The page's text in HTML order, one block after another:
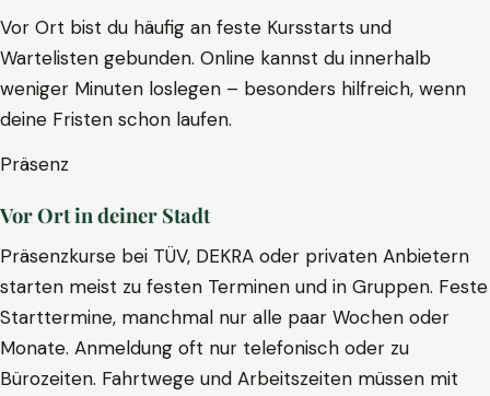
Vor Ort bist du häufig an feste Kursstarts und
Wartelisten gebunden. Online kannst du innerhalb
weniger Minuten loslegen – besonders hilfreich, wenn
deine Fristen schon laufen.
Präsenz
Vor Ort in deiner Stadt
Präsenzkurse bei TÜV, DEKRA oder privaten Anbietern
starten meist zu festen Terminen und in Gruppen. Feste
Starttermine, manchmal nur alle paar Wochen oder
Monate. Anmeldung oft nur telefonisch oder zu
Bürozeiten. Fahrtwege und Arbeitszeiten müssen mit